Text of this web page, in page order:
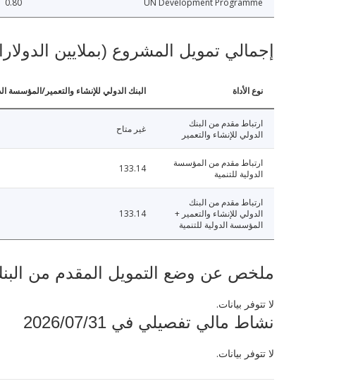
إجمالي تمويل المشروع (بملايين
نوع الأداة البنك الدولي للإنشاء والتعمير/المؤسسة
ارتباط مقدم من البنك
الدولي للإنشاء والتعمير
غير متاح
ارتباط مقدم من المؤسسة
الدولية للتنمية
133.14
ارتباط مقدم من البنك
الدولي للإنشاء والتعمير +
المؤسسة الدولية للتنمية
133.14
ملخص عن وضع التمويل المقدم من البنك
لا تتوفر بيانات.
نشاط مالي تفصيلي في 2026/07/31
لا تتوفر بيانات.